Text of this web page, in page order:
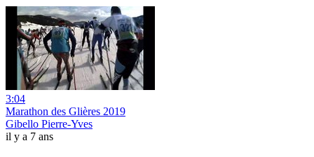
3:04
Marathon des Glières 2019
Gibello Pierre-Yves
il y a 7 ans